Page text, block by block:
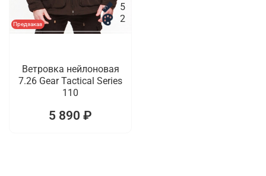
Предзаказ
5
2
Ветровка нейлоновая
7.26 Gear Tactical Series
110
5 890 ₽